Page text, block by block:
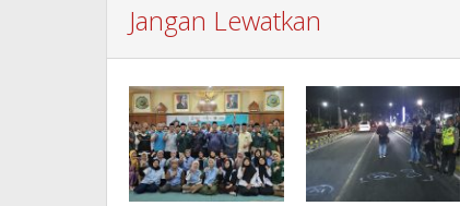
Jangan Lewatkan